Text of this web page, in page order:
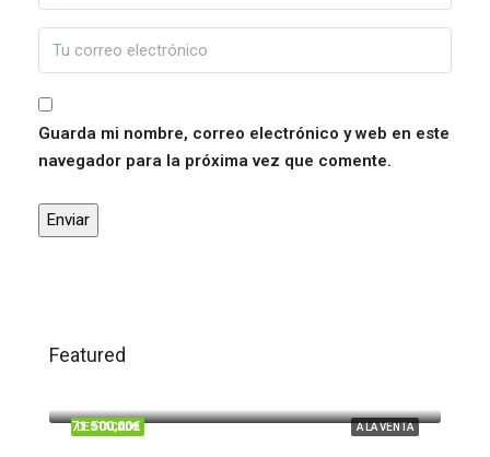
Guarda mi nombre, correo electrónico y web en este
navegador para la próxima vez que comente.
Featured
A LA VENTA
DESTACADO
71.500,00€